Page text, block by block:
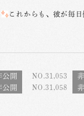
これからも、彼が毎
NO.31,053
NO.31,058